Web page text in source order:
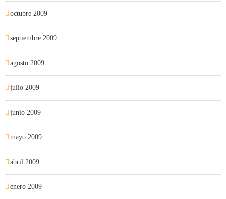
octubre 2009
septiembre 2009
agosto 2009
julio 2009
junio 2009
mayo 2009
abril 2009
enero 2009